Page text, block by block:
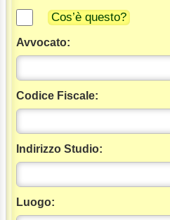
Cos’è questo?
Avvocato:
Codice Fiscale:
Indirizzo Studio:
Luogo: